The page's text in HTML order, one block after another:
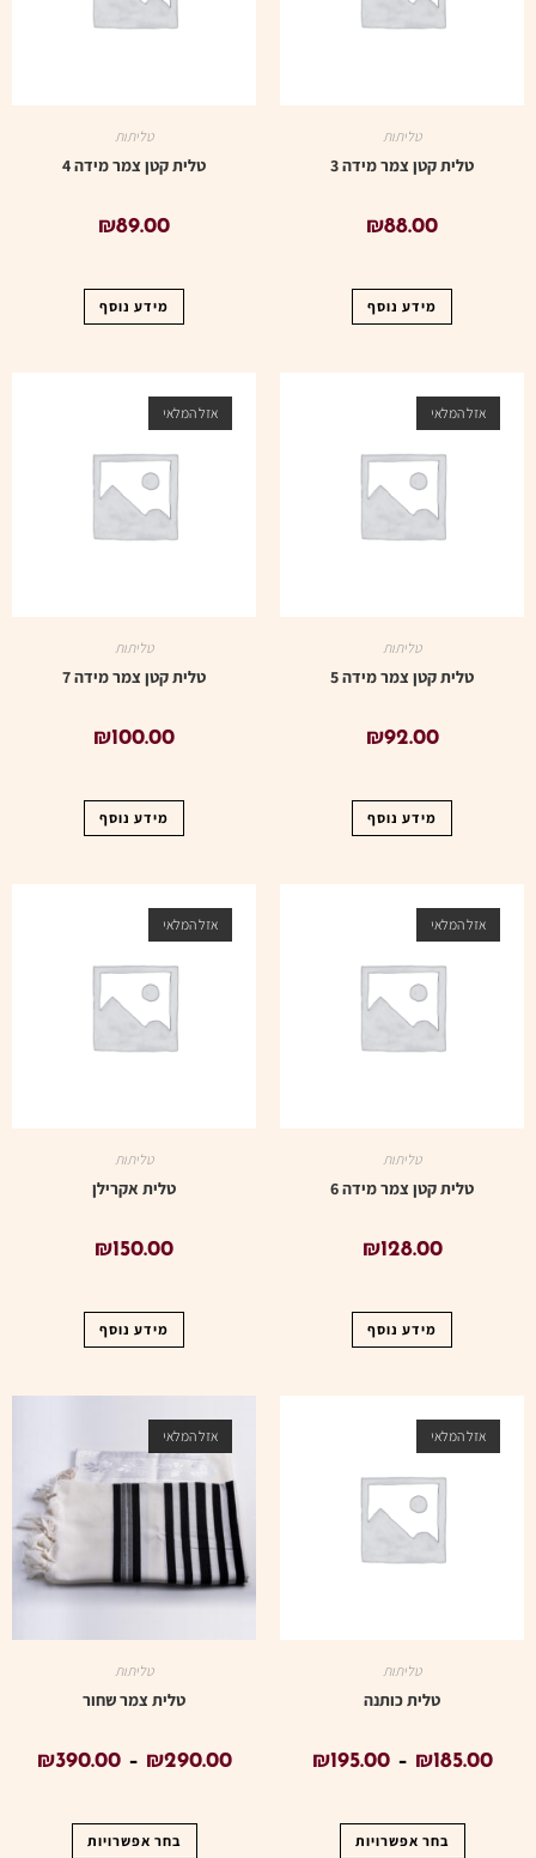
טליתות
טלית קטן צמר מידה 3
₪88.00
מידע נוסף
טליתות
טלית קטן צמר מידה 4
₪89.00
מידע נוסף
אזל המלאי
טליתות
טלית קטן צמר מידה 5
₪92.00
מידע נוסף
אזל המלאי
טליתות
טלית קטן צמר מידה 7
₪100.00
מידע נוסף
אזל המלאי
טליתות
טלית קטן צמר מידה 6
₪128.00
מידע נוסף
אזל המלאי
טליתות
טלית אקרילן
₪150.00
מידע נוסף
אזל המלאי
טליתות
טלית כותנה
₪185.00
–
₪195.00
בחר אפשרויות
אזל המלאי
טליתות
טלית צמר שחור
₪290.00
–
₪390.00
בחר אפשרויות